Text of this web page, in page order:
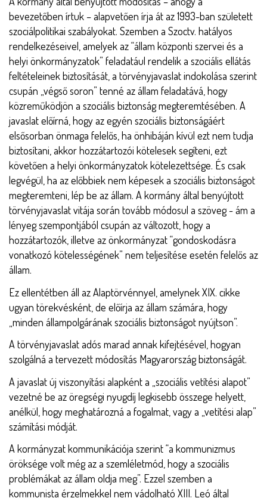
bevezetőben írtuk – alapvetően írja át az 1993-ban született
szociálpolitikai szabályokat. Szemben a Szoctv. hatályos
rendelkezéseivel, amelyek az “állam központi szervei és a
helyi önkormányzatok” feladatául rendelik a szociális ellátás
feltételeinek biztosítását, a törvényjavaslat indokolása szerint
csupán „végső soron” tenné az állam feladatává, hogy
közreműködjön a szociális biztonság megteremtésében. A
javaslat előírná, hogy az egyén szociális biztonságáért
elsősorban önmaga felelős, ha önhibáján kívül ezt nem tudja
biztosítani, akkor hozzátartozói kötelesek segíteni, ezt
követően a helyi önkormányzatok kötelezettsége. És csak
legvégül, ha az előbbiek nem képesek a szociális biztonságot
megteremteni, lép be az állam. A kormány által benyújtott
törvényjavaslat vitája során tovább módosul a szöveg - ám a
lényeg szempontjából csupán az változott, hogy a
hozzátartozók, illetve az önkormányzat “gondoskodásra
vonatkozó kötelességének” nem teljesítése esetén felelős az
állam.
Ez ellentétben áll az Alaptörvénnyel, amelynek XIX. cikke
ugyan törekvésként, de előírja az állam számára, hogy
„minden állampolgárának szociális biztonságot nyújtson”.
A törvényjavaslat adós marad annak kifejtésével, hogyan
szolgálná a tervezett módosítás Magyarország biztonságát.
A javaslat új viszonyítási alapként a „szociális vetítési alapot”
vezetné be az öregségi nyugdíj legkisebb összege helyett,
anélkül, hogy meghatározná a fogalmat, vagy a „vetítési alap”
számítási módját.
A kormányzat kommunikációja szerint “a kommunizmus
öröksége volt még az a szemléletmód, hogy a szociális
problémákat az állam oldja meg”. Ezzel szemben a
kommunista érzelmekkel nem vádolható XIII. Leó által